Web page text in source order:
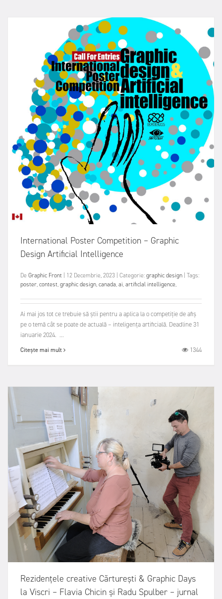
International Poster Competition – Graphic
Design Artificial Intelligence
De Graphic Front 12 Decembrie, 2023 Categorie:graphic design Tags:
poster,contest,graphic design,canada,ai,artificlal intelligence,
Ai mai jos tot ce trebuie să știi pentru a aplica la o competiție de afiș
pe o temă cât se poate de actuală – inteligența artificială. Deadline 31
ianuarie 2024. ...
Citește mai mult 1344
Rezidențele creative Cărturești & Graphic Days
la Viscri – Flavia Chicin și Radu Spulber – jurnal